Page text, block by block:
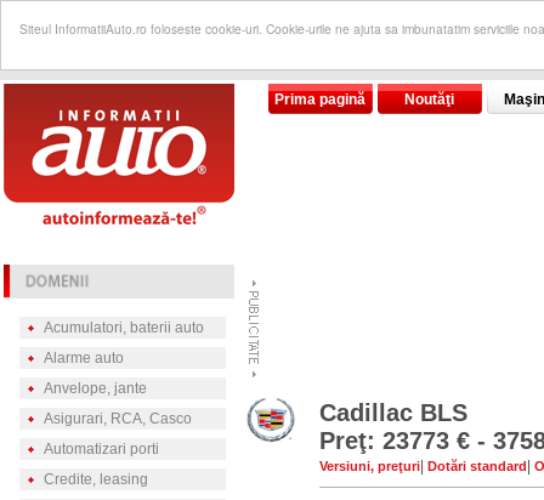
Siteul InformatiiAuto.ro foloseste cookie-uri. Cookie-urile ne ajuta sa imbunatatim serviciile
Prima pagină Noutăţi
Acumulatori, baterii auto
Alarme auto
Anvelope, jante
Asigurari, RCA, Casco
Automatizari porti
Credite, leasing
Cadillac BLS
Preţ: 23773 € -
Versiuni, preţuri Dotări standard